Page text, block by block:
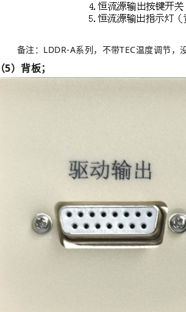
备注：LDDR-A系列，不带TEC温度调节，没
（5）背板；